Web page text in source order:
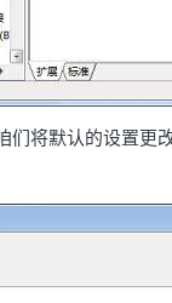
将默认的设置更